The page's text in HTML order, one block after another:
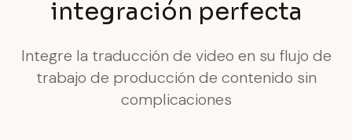
integración perfecta
Integre la traducción de video en su flujo de
trabajo de producción de contenido sin
complicaciones